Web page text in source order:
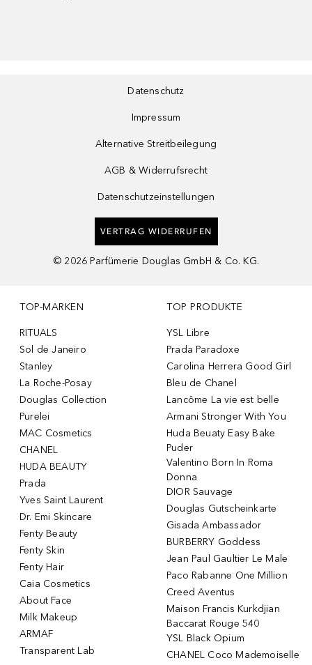
Datenschutz
Impressum
Alternative Streitbeilegung
AGB & Widerrufsrecht
Datenschutzeinstellungen
VERTRAG WIDERRUFEN
© 2026 Parfümerie Douglas GmbH & Co. KG.
TOP-MARKEN
RITUALS
Sol de Janeiro
Stanley
La Roche-Posay
Douglas Collection
Purelei
MAC Cosmetics
CHANEL
HUDA BEAUTY
Prada
Yves Saint Laurent
Dr. Emi Skincare
Fenty Beauty
Fenty Skin
Fenty Hair
Caia Cosmetics
About Face
Milk Makeup
ARMAF
Transparent Lab
TOP PRODUKTE
YSL Libre
Prada Paradoxe
Carolina Herrera Good Girl
Bleu de Chanel
Lancôme La vie est belle
Armani Stronger With You
Huda Beuaty Easy Bake
Puder
Valentino Born In Roma
Donna
DIOR Sauvage
Douglas Gutscheinkarte
Gisada Ambassador
BURBERRY Goddess
Jean Paul Gaultier Le Male
Paco Rabanne One Million
Creed Aventus
Maison Francis Kurkdjian
Baccarat Rouge 540
YSL Black Opium
CHANEL Coco Mademoiselle